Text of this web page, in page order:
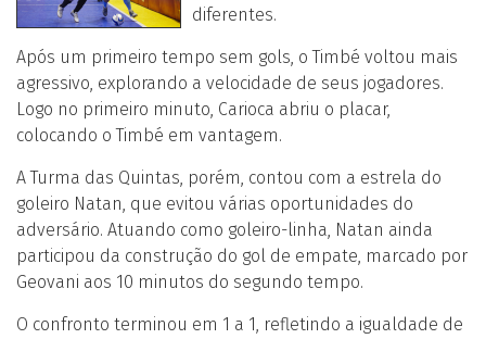
diferentes.
Após um primeiro tempo sem gols, o Timbé voltou mais
agressivo, explorando a velocidade de seus jogadores.
Logo no primeiro minuto, Carioca abriu o placar,
colocando o Timbé em vantagem.
A Turma das Quintas, porém, contou com a estrela do
goleiro Natan, que evitou várias oportunidades do
adversário. Atuando como goleiro-linha, Natan ainda
participou da construção do gol de empate, marcado por
Geovani aos 10 minutos do segundo tempo.
O confronto terminou em 1 a 1, refletindo a igualdade de